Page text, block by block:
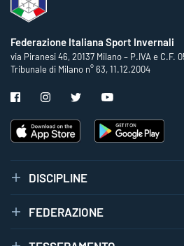
Federazione Italiana Sport Invernali
via Piranesi 46, 20137 Milano – P.IVA e C.F.
Tribunale di Milano n° 63, 11.12.2004
DISCIPLINE
FEDERAZIONE